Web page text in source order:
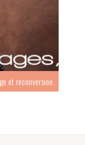
et reconversion